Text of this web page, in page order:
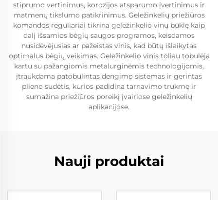
stiprumo vertinimus, korozijos atsparumo įvertinimus ir
matmenų tikslumo patikrinimus. Geležinkelių priežiūros
komandos reguliariai tikrina geležinkelio vinų būklę kaip
dalį išsamios bėgių saugos programos, keisdamos
nusidėvėjusias ar pažeistas vinis, kad būtų išlaikytas
optimalus bėgių veikimas. Geležinkelio vinis toliau tobulėja
kartu su pažangiomis metalurginėmis technologijomis,
įtraukdama patobulintas dengimo sistemas ir gerintas
plieno sudėtis, kurios padidina tarnavimo trukmę ir
sumažina priežiūros poreikį įvairiose geležinkelių
aplikacijose.
Nauji produktai